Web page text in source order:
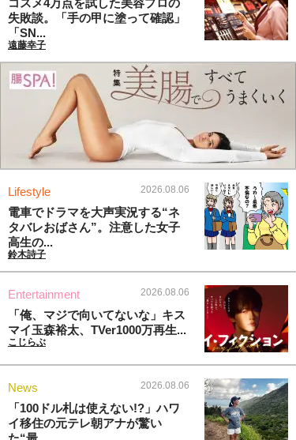
失敗談。「手の甲に塗って確認」
「SN...
遠藤幸子
Lifestyle 2026.08.06
電車でドラマを大声実況する“ネ
タバレおばさん”。注意した女子
高生の...
鈴木詩子
Entertainment 2026.08.06
「俺、マジで向いてないな」キス
マイ玉森裕太、TVer1000万再生...
こじらぶ
News 2026.08.06
「100ドル札は使えない!?」ハワ
イ移住の元テレ朝アナが驚い